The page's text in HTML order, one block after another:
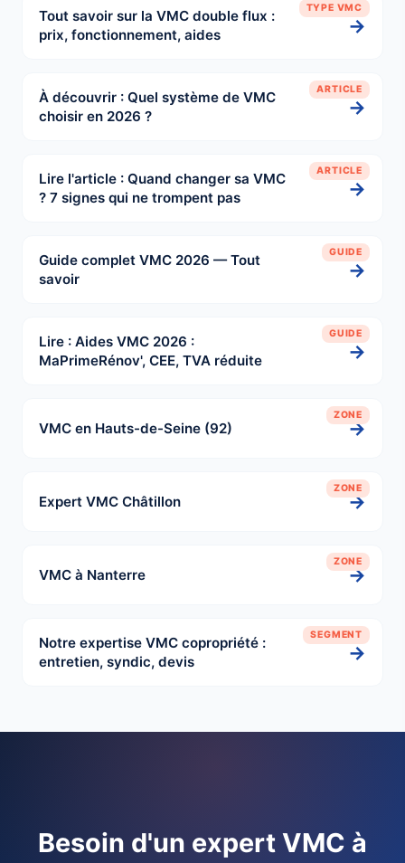
TYPE VMC
Tout savoir sur la VMC double flux :
prix, fonctionnement, aides
→
ARTICLE
À découvrir : Quel système de VMC
choisir en 2026 ?
→
ARTICLE
Lire l'article : Quand changer sa VMC
? 7 signes qui ne trompent pas
→
GUIDE
Guide complet VMC 2026 — Tout
savoir
→
GUIDE
Lire : Aides VMC 2026 :
MaPrimeRénov', CEE, TVA réduite
→
ZONE
VMC en Hauts-de-Seine (92) →
ZONE
Expert VMC Châtillon →
ZONE
VMC à Nanterre →
SEGMENT
Notre expertise VMC copropriété :
entretien, syndic, devis
→
Besoin d'un expert VMC à